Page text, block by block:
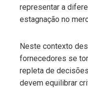
representar a
estagnação no
Neste contexto
fornecedores se
repleta de
devem equilibrar